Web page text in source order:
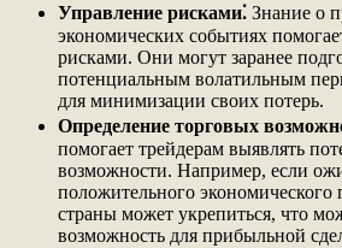
Управление рисками⁚ Знание о
экономических событиях
рисками. Они могут заранее
потенциальным волатильным
для минимизации своих потерь.
Определение торговых
помогает трейдерам выявлять
возможности. Например, если
положительного экономического
страны может укрепиться, что
возможность для прибыльной